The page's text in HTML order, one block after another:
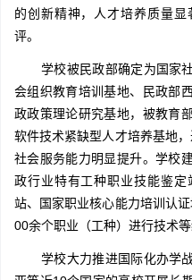
的创新精神，人才培养质量
评。
学校被民政部确定为国家
会组织教育培训基地、民政部
政政策理论研究基地，被教育
软件技术紧缺型人才培养基地
社会服务能力明显提升。学校
政行业特有工种职业技能鉴
站、国家职业核心能力培训认
00余个职业（工种）进行技术等
学校大力推进国际化办学